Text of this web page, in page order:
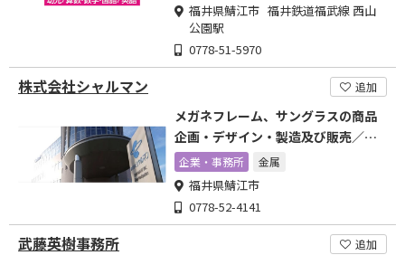
福井県鯖江市 福井鉄道福武線 西山
公園駅
0778-51-5970
株式会社シャルマン 追加
メガネフレーム、サングラスの商品
企画・デザイン・製造及び販売／医
療器具の開発及び製造・販売
企業・事務所 金属
福井県鯖江市
0778-52-4141
武藤英樹事務所 追加